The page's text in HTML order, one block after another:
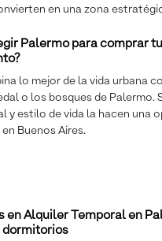
en una zona
Palermo para comprar
lo mejor de la vida urbana
o los bosques de Palermo.
y estilo de vida la hacen una
Buenos Aires.
en Alquiler Temporal en
dormitorios